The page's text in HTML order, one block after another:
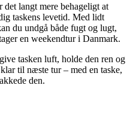
langt mere behageligt at
taskens levetid. Med lidt
du undgå både fugt og lugt,
en weekendtur i Danmark.
tasken luft, holde den ren og
til næste tur – med en taske,
den.